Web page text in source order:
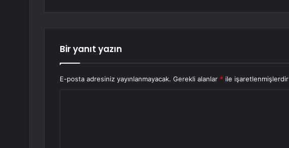
Bir yanıt yazın
E-posta adresiniz yayınlanmayacak. Gerekli alanlar * ile işaretlenmişlerdir